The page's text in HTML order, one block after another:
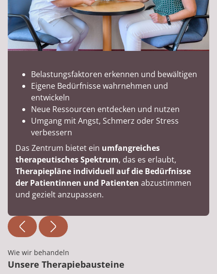
Belastungsfaktoren erkennen und bewältigen
Eigene Bedürfnisse wahrnehmen und
entwickeln
Neue Ressourcen entdecken und nutzen
Umgang mit Angst, Schmerz oder Stress
verbessern
Das Zentrum bietet ein umfangreiches
therapeutisches Spektrum, das es erlaubt,
Therapiepläne individuell auf die Bedürfnisse
der Patientinnen und Patienten abzustimmen
und gezielt anzupassen.
Wie wir behandeln
Unsere Therapiebausteine